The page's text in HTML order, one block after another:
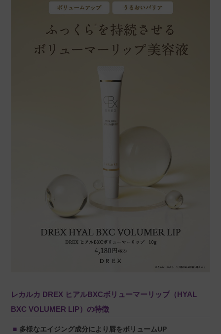
香りもなく、とても気に入りました。
レカルカ DREX ヒアルBXCボリューマーリップ（HYAL
BXC VOLUMER LIP）の特徴
多様なエイジング成分により唇をボリュームUP